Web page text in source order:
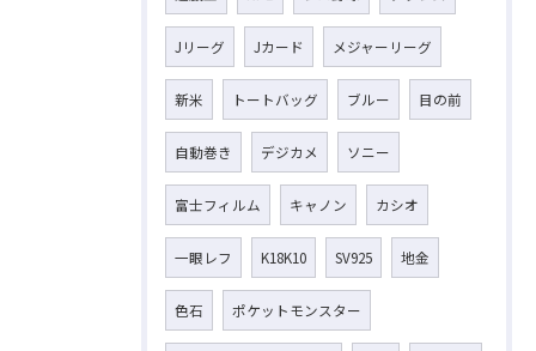
Jリーグ Jカード メジャーリーグ
新米 トートバッグ ブルー 目の前
自動巻き デジカメ ソニー
富士フィルム キャノン カシオ
一眼レフ K18K10 SV925 地金
色石 ポケットモンスター